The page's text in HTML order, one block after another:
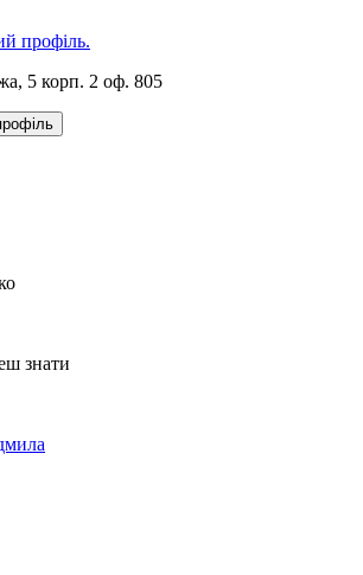
профіль.
5 корп. 2 оф. 805
знати